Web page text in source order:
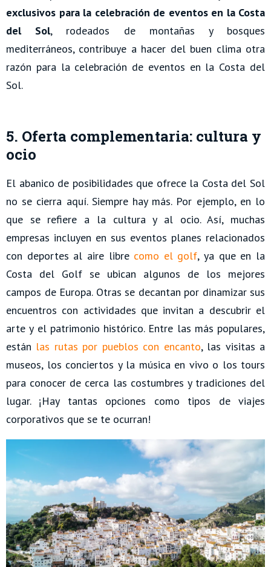
exclusivos para la celebración de eventos en la Costa
del Sol, rodeados de montañas y bosques
mediterráneos, contribuye a hacer del buen clima otra
razón para la celebración de eventos en la Costa del
Sol.
5. Oferta complementaria: cultura y
ocio
El abanico de posibilidades que ofrece la Costa del Sol
no se cierra aquí. Siempre hay más. Por ejemplo, en lo
que se refiere a la cultura y al ocio. Así, muchas
empresas incluyen en sus eventos planes relacionados
con deportes al aire librecomo el golf, ya que en la
Costa del Golf se ubican algunos de los mejores
campos de Europa. Otras se decantan por dinamizar sus
encuentros con actividades que invitan a descubrir el
arte y el patrimonio histórico. Entre las más populares,
están las rutas por pueblos con encanto, las visitas a
museos, los conciertos y la música en vivo o los tours
para conocer de cerca las costumbres y tradiciones del
lugar. ¡Hay tantas opciones como tipos de viajes
corporativos que se te ocurran!